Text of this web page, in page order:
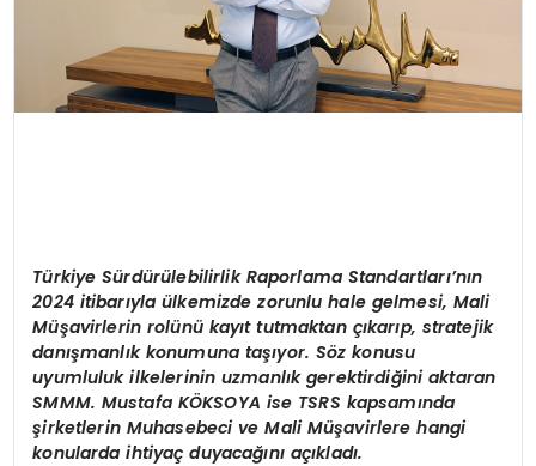
Türkiye Sürdürülebilirlik Raporlama Standartları’nın
2024 itibarıyla ülkemizde zorunlu hale gelmesi, Mali
Müşavirlerin rolünü kayıt tutmaktan çıkarıp, stratejik
danışmanlık konumuna taşıyor. Söz konusu
uyumluluk ilkelerinin uzmanlık gerektirdiğini aktaran
SMMM. Mustafa KÖKSOYA ise TSRS kapsamında
şirketlerin Muhasebeci ve Mali Müşavirlere hangi
konularda ihtiyaç duyacağını açıkladı.